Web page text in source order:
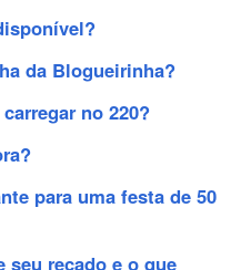
da Blogueirinha?
no 220?
para uma festa de 50
seu recado e o que